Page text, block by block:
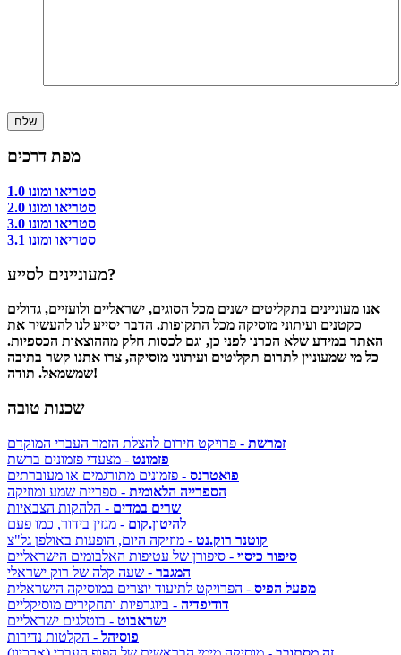
מפת דרכים
סטריאו ומונו 1.0
סטריאו ומונו 2.0
סטריאו ומונו 3.0
סטריאו ומונו 3.1
מעוניינים לסייע?
אנו מעוניינים בתקליטים ישנים מכל הסוגים, ישראליים ולועזיים, גדולים
כקטנים ועיתוני מוסיקה מכל התקופות. הדבר יסייע לנו להעשיר את
האתר במידע שלא הכרנו לפני כן, וגם לכסות חלק מההוצאות הכספיות.
כל מי שמעוניין לתרום תקליטים ועיתוני מוסיקה, צרו אתנו קשר בתיבה
שמשמאל. תודה!
שכנות טובה
זמרשת - פרויקט חירום להצלת הזמר העברי המוקדם
פזמונט - מצעדי פזמונים ברשת
פואטרנס - פזמונים מתורגמים או מעוברתים
הספרייה הלאומית - ספריית שמע ומוזיקה
שרים במדים - הלהקות הצבאיות
להיטון.קום - מגזין בידור, כמו פעם
קוטנר רוק.נט - מוזיקה היום, הופעות באולפן גל"צ
סיפור כיסוי - סיפורן של עטיפות האלבומים הישראליים
המגבר - שעה קלה של רוק ישראלי
מפעל הפיס - הפרויקט לתיעוד יוצרים במוסיקה הישראלית
דודיפדיה - ביוגרפיות ותחקירים מוסיקליים
ישראבוט - בוטלגים ישראליים
פוסיהל - הקלטות נדירות